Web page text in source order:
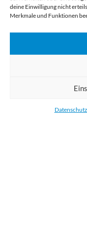
deine Einwilligung nicht
Merkmale und Funktionen
Bestellen Sie gedruckte
und Aufkleber. Wir liefern